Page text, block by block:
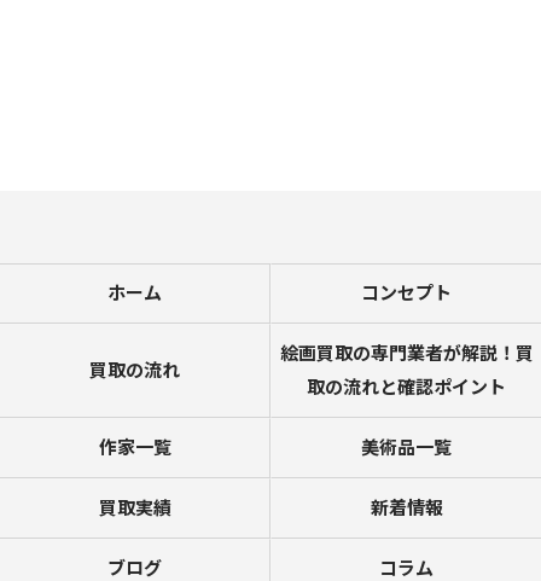
ホーム コンセプト
買取の流れ
絵画買取の専門業者が解説！買
取の流れと確認ポイント
作家一覧 美術品一覧
買取実績 新着情報
ブログ コラム